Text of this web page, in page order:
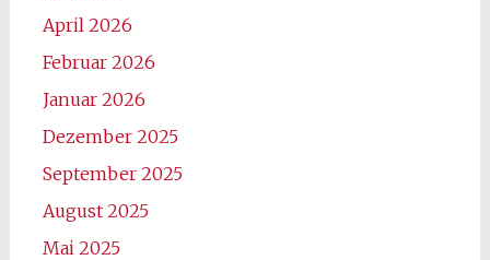
April 2026
Februar 2026
Januar 2026
Dezember 2025
September 2025
August 2025
Mai 2025